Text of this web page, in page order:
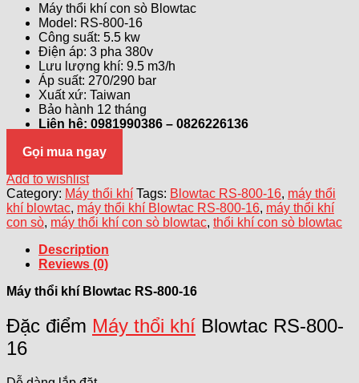
Máy thổi khí con sò Blowtac
Model: RS-800-16
Công suất: 5.5 kw
Điện áp: 3 pha 380v
Lưu lượng khí: 9.5 m3/h
Áp suất: 270/290 bar
Xuất xứ: Taiwan
Bảo hành 12 tháng
Liên hệ: 0981990386 – 0826226136
Gọi mua ngay
Add to wishlist
Category: Máy thổi khí Tags: Blowtac RS-800-16, máy thổi
khí blowtac, máy thổi khí Blowtac RS-800-16, máy thổi khí
con sò, máy thổi khí con sò blowtac, thổi khí con sò blowtac
Description
Reviews (0)
Máy thổi khí Blowtac RS-800-16
Đặc điểm Máy thổi khí Blowtac RS-800-
16